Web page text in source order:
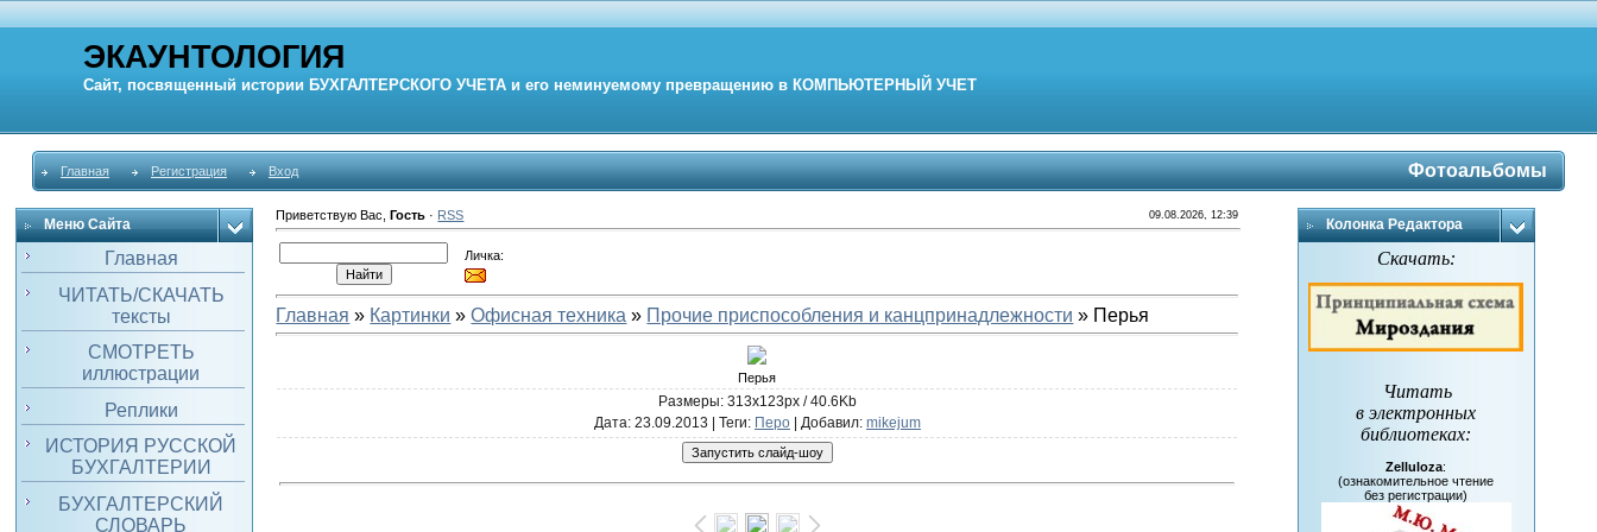
ЭКАУНТОЛОГИЯ
Сайт, посвященный истории БУХГАЛТЕРСКОГО УЧЕТА и его неминуемому превращению в КОМПЬЮТЕРНЫЙ УЧЕТ
Главная Регистрация Вход Фотоальбомы
Меню Сайта
Главная
ЧИТАТЬ/СКАЧАТЬ
тексты
СМОТРЕТЬ
иллюстрации
Реплики
ИСТОРИЯ РУССКОЙ
БУХГАЛТЕРИИ
БУХГАЛТЕРСКИЙ
СЛОВАРЬ
Приветствую Вас ,Гость · RSS 09.08.2026, 12:39
Личка:
Главная » Картинки »Офисная техника » Прочие приспособления и канцпринадлежности » Перья
Перья
Размеры: 313x123px / 40.6Kb
Дата: 23.09.2013 | Теги: Перо| Добавил: mikejum
Колонка Редактора
Скачать:
Читать
в электронных
библиотеках:
Zelluloza:
(ознакомительное чтение
без регистрации)